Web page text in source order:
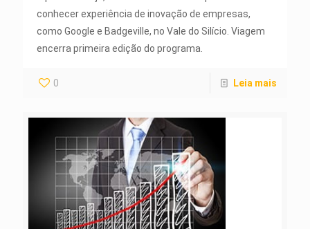
conhecer experiência de inovação de empresas,
como Google e Badgeville, no Vale do Silício. Viagem
encerra primeira edição do programa.
0 Leia mais